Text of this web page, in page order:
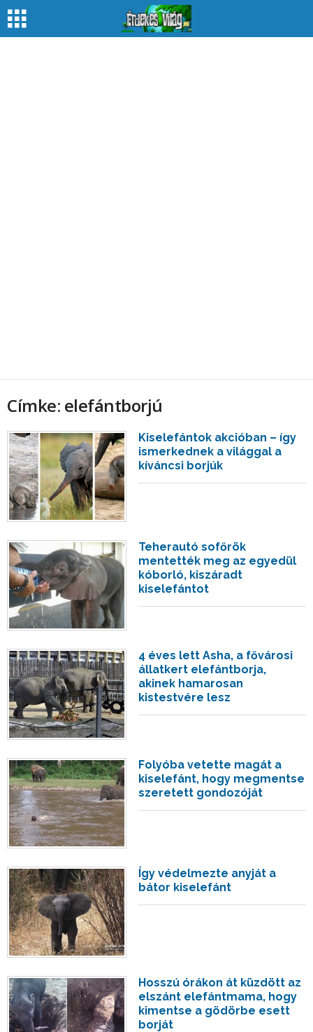
Címke: elefántborjú
Kiselefántok akcióban – így
ismerkednek a világgal a
kíváncsi borjúk
Teherautó sofőrök
mentették meg az egyedül
kóborló, kiszáradt
kiselefántot
4 éves lett Asha, a fővárosi
állatkert elefántborja,
akinek hamarosan
kistestvére lesz
Folyóba vetette magát a
kiselefánt, hogy megmentse
szeretett gondozóját
Így védelmezte anyját a
bátor kiselefánt
Hosszú órákon át küzdött az
elszánt elefántmama, hogy
kimentse a gödörbe esett
borját